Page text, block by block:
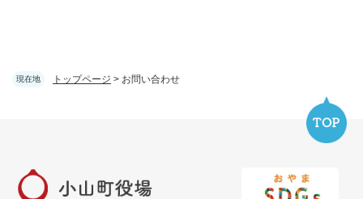
現在地 トップページ > お問い合わせ